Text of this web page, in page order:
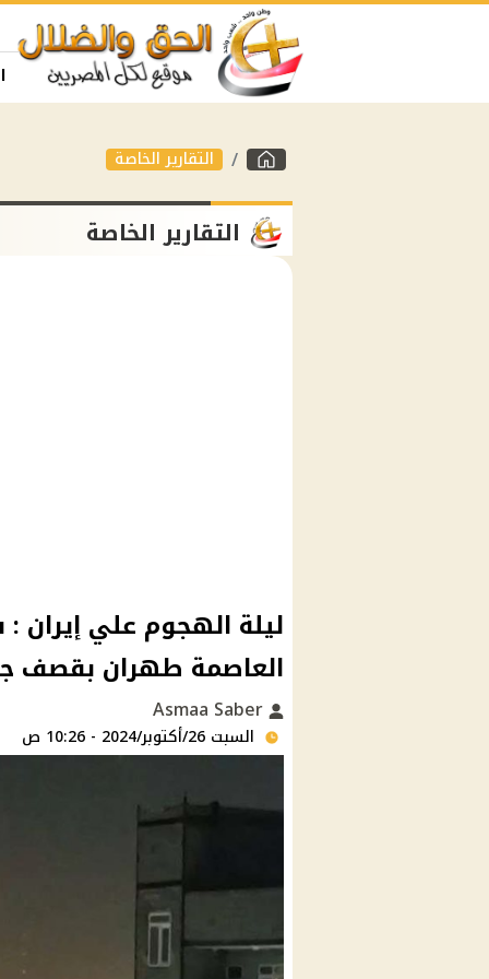
التقارير الخاصة
التقارير الخاصة
ليلة الهجوم علي
العاصمة طهران بقصف
السبت 26/أكتوبر/2024 - 10:26 ص